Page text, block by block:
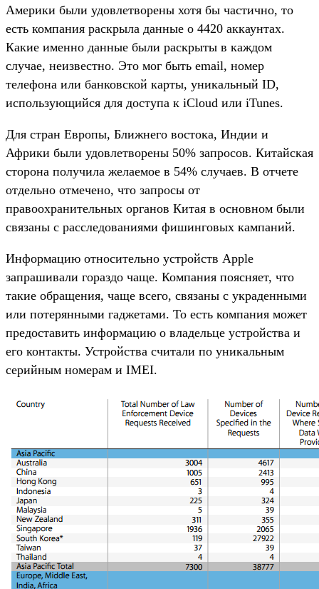
Америки были удовлетворены хотя бы частично, то
есть компания раскрыла данные о 4420 аккаунтах.
Какие именно данные были раскрыты в каждом
случае, неизвестно. Это мог быть email, номер
телефона или банковской карты, уникальный ID,
использующийся для доступа к iCloud или iTunes.
Для стран Европы, Ближнего востока, Индии и
Африки были удовлетворены 50% запросов. Китайская
сторона получила желаемое в 54% случаев. В отчете
отдельно отмечено, что запросы от
правоохранительных органов Китая в основном были
связаны с расследованиями фишинговых кампаний.
Информацию относительно устройств Apple
запрашивали гораздо чаще. Компания поясняет, что
такие обращения, чаще всего, связаны с украденными
или потерянными гаджетами. То есть компания может
предоставить информацию о владельце устройства и
его контакты. Устройства считали по уникальным
серийным номерам и IMEI.